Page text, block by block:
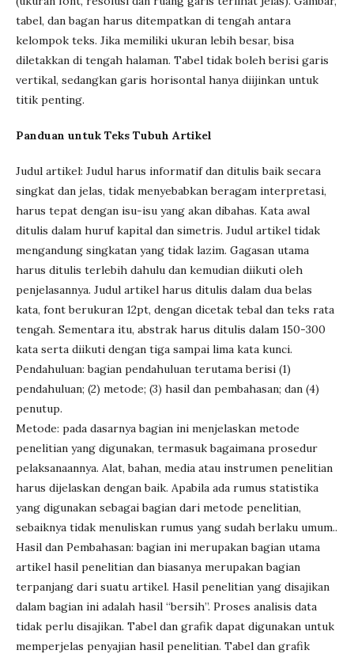
tabel, dan bagan harus ditempatkan di tengah antara
kelompok teks. Jika memiliki ukuran lebih besar, bisa
diletakkan di tengah halaman. Tabel tidak boleh berisi garis
vertikal, sedangkan garis horisontal hanya diijinkan untuk
titik penting.
Panduan untuk Teks Tubuh Artikel
Judul artikel: Judul harus informatif dan ditulis baik secara
singkat dan jelas, tidak menyebabkan beragam interpretasi,
harus tepat dengan isu-isu yang akan dibahas. Kata awal
ditulis dalam huruf kapital dan simetris. Judul artikel tidak
mengandung singkatan yang tidak lazim. Gagasan utama
harus ditulis terlebih dahulu dan kemudian diikuti oleh
penjelasannya. Judul artikel harus ditulis dalam dua belas
kata, font berukuran 12pt, dengan dicetak tebal dan teks rata
tengah. Sementara itu, abstrak harus ditulis dalam 150-300
kata serta diikuti dengan tiga sampai lima kata kunci.
Pendahuluan: bagian pendahuluan terutama berisi (1)
pendahuluan; (2) metode; (3) hasil dan pembahasan; dan (4)
penutup.
Metode: pada dasarnya bagian ini menjelaskan metode
penelitian yang digunakan, termasuk bagaimana prosedur
pelaksanaannya. Alat, bahan, media atau instrumen penelitian
harus dijelaskan dengan baik. Apabila ada rumus statistika
yang digunakan sebagai bagian dari metode penelitian,
sebaiknya tidak menuliskan rumus yang sudah berlaku umum..
Hasil dan Pembahasan: bagian ini merupakan bagian utama
artikel hasil penelitian dan biasanya merupakan bagian
terpanjang dari suatu artikel. Hasil penelitian yang disajikan
dalam bagian ini adalah hasil “bersih”. Proses analisis data
tidak perlu disajikan. Tabel dan grafik dapat digunakan untuk
memperjelas penyajian hasil penelitian. Tabel dan grafik